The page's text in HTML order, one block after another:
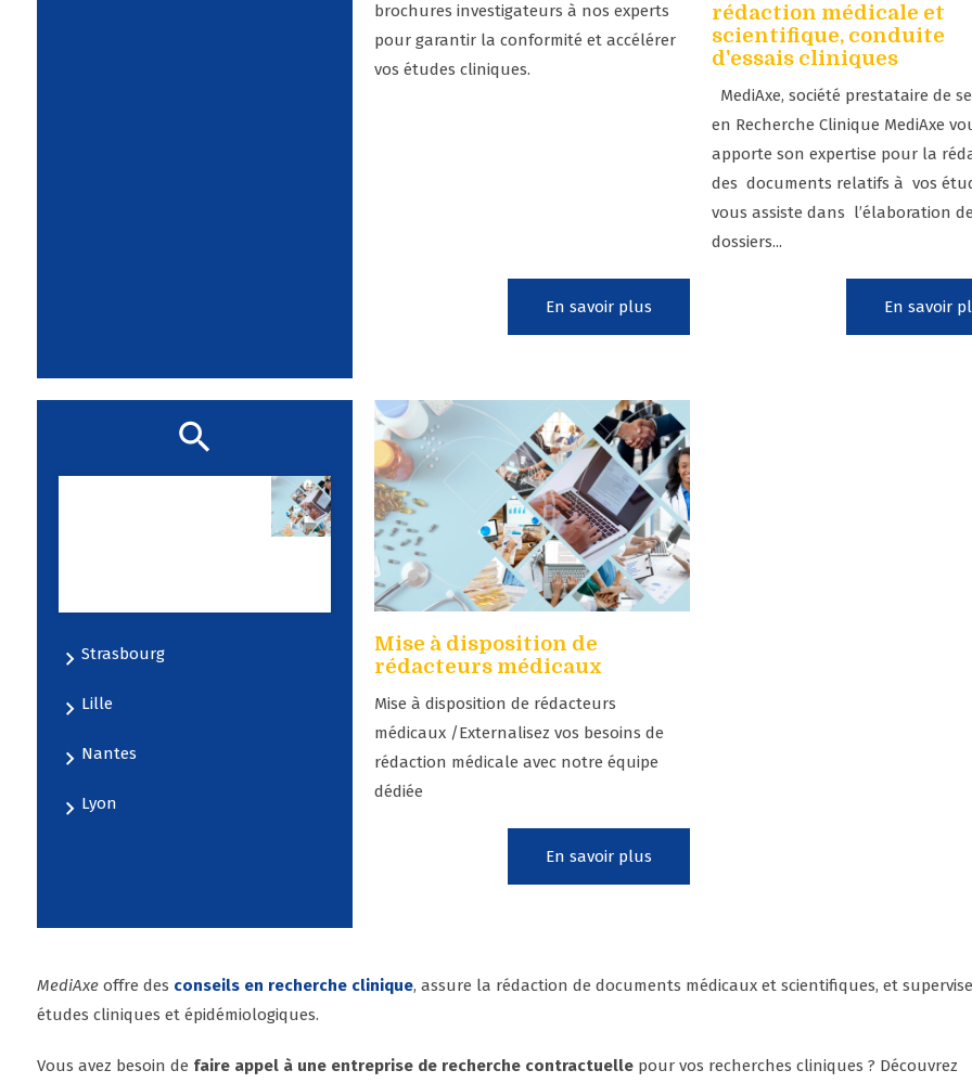
brochures investigateurs à nos experts
pour garantir la conformité et accélérer
vos études cliniques.
En savoir plus
rédaction médicale et
scientifique, conduite
d'essais cliniques
MediAxe, société prestataire de
en Recherche Clinique MediAxe
apporte son expertise pour la
des documents relatifs à vos
vous assiste dans l’élaboration
dossiers...
En savoir
Strasbourg
Lille
Nantes
Lyon
Mise à disposition de
rédacteurs médicaux
Mise à disposition de rédacteurs
médicaux /Externalisez vos besoins de
rédaction médicale avec notre équipe
dédiée
En savoir plus
MediAxeoffre des conseils en recherche clinique, assure la rédaction de documents médicaux et scientifiques, et
études cliniques et épidémiologiques.
Vous avez besoin de faire appel à une entreprise de recherche contractuellepour vos recherches cliniques ? Découvrez